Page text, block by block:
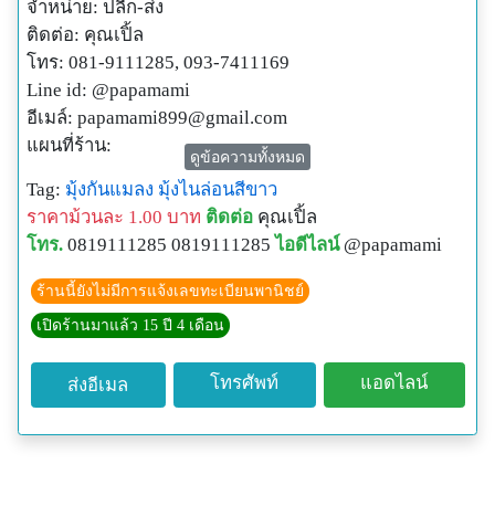
จำหน่าย: ปลีก-ส่ง
ติดต่อ: คุณเปิ้ล
โทร: 081-9111285, 093-7411169
Line id: @papamami
อีเมล์: papamami899@gmail.com
แผนที่ร้าน:
http://www.papamami.com/index.phplay=show&ac=arti
cle&Id=539360476
พิกัดGPSของร้าน:
N13o54' 12.3"
E100o24' 27.8"
ดูข้อความทั้งหมด
Tag: มุ้งกันแมลง มุ้งไนล่อนสีขาว
ราคาม้วนละ 1.00 บาท ติดต่อ คุณเปิ้ล
โทร. 0819111285 0819111285 ไอดีไลน์ @papamami
ร้านนี้ยังไม่มีการแจ้งเลขทะเบียนพานิชย์
เปิดร้านมาแล้ว 15 ปี 4 เดือน
ส่งอีเมล โทรศัพท์ แอดไลน์